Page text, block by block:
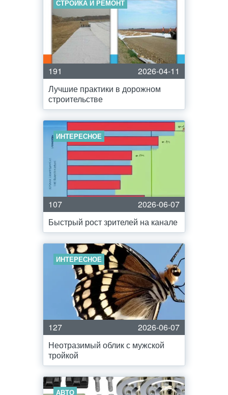
СТРОЙКА И РЕМОНТ
191
2026-04-11
Лучшие практики в дорожном
строительстве
ИНТЕРЕСНОЕ
107
2026-06-07
Быстрый рост зрителей на канале
ИНТЕРЕСНОЕ
127
2026-06-07
Неотразимый облик с мужской
тройкой
АВТО